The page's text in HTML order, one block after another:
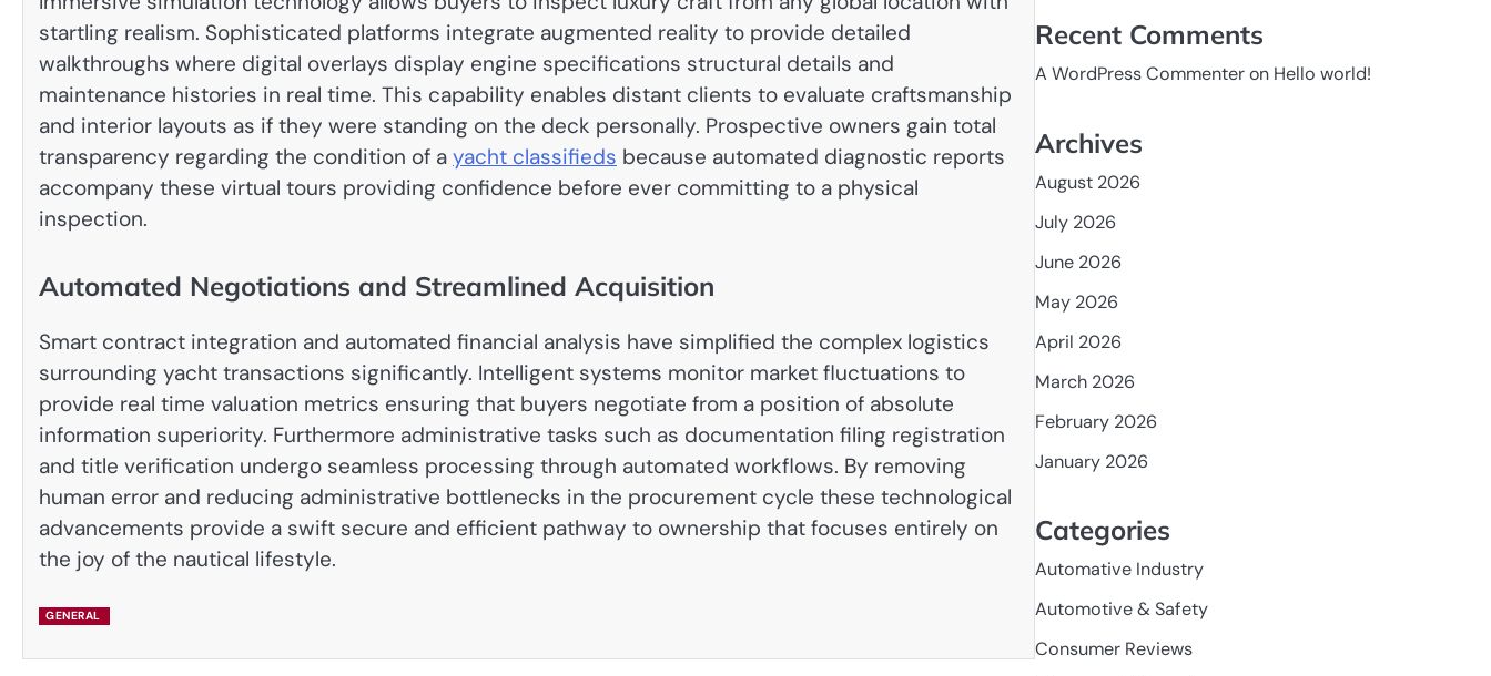
startling realism. Sophisticated platforms integrate augmented reality to provide detailed
walkthroughs where digital overlays display engine specifications structural details and
maintenance histories in real time. This capability enables distant clients to evaluate craftsmanship
and interior layouts as if they were standing on the deck personally. Prospective owners gain total
transparency regarding the condition of a yacht classifieds because automated diagnostic reports
accompany these virtual tours providing confidence before ever committing to a physical
inspection.
Automated Negotiations and Streamlined Acquisition
Smart contract integration and automated financial analysis have simplified the complex logistics
surrounding yacht transactions significantly. Intelligent systems monitor market fluctuations to
provide real time valuation metrics ensuring that buyers negotiate from a position of absolute
information superiority. Furthermore administrative tasks such as documentation filing registration
and title verification undergo seamless processing through automated workflows. By removing
human error and reducing administrative bottlenecks in the procurement cycle these technological
advancements provide a swift secure and efficient pathway to ownership that focuses entirely on
the joy of the nautical lifestyle.
GENERAL
Recent Comments
A WordPress Commenteron Hello world!
Archives
August 2026
July 2026
June 2026
May 2026
April 2026
March 2026
February 2026
January 2026
Categories
Automative Industry
Automotive & Safety
Consumer Reviews